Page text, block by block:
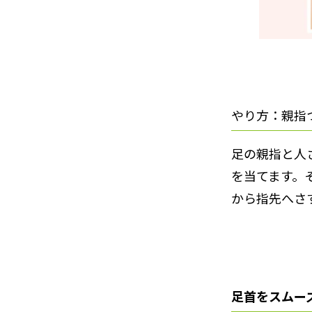
やり方：親指
足の親指と
を当てます。
から指先へさ
足首をスム